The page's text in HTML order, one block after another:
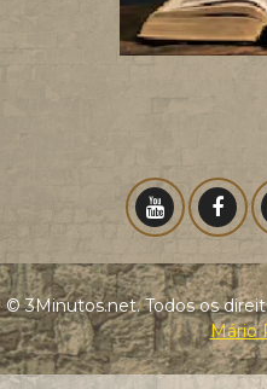
© 3Minutos.net. Todos os
Mário